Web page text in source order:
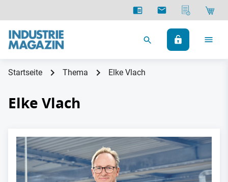
Startseite Thema Elke Vlach
Elke Vlach